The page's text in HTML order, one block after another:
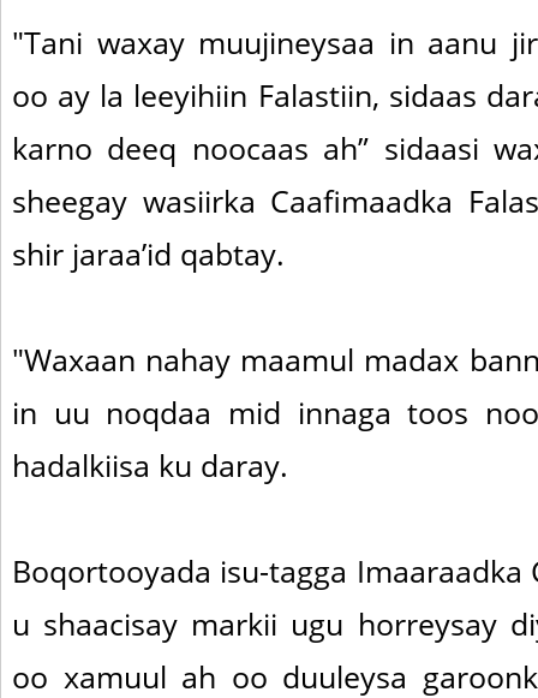
"Tani waxay muujineysaa in aanu
oo ay la leeyihiin Falastiin, sidaas
karno deeq noocaas ah” sidaasi
sheegay wasiirka Caafimaadka
shir jaraa’id qabtay.
"Waxaan nahay maamul madax
in uu noqdaa mid innaga toos
hadalkiisa ku daray.
Boqortooyada isu-tagga Imaaraadka
u shaacisay markii ugu horreysay
oo xamuul ah oo duuleysa